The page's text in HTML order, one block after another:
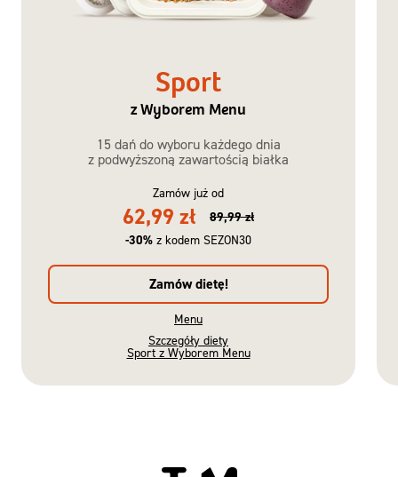
Sport
z Wyborem Menu
15 dań do wyboru każdego dnia
z podwyższoną zawartością białka
Zamów już od
62,99 zł
89,99 zł
-30% z kodem SEZON30
Zamów dietę!
Menu
Szczegóły diety
Sport z Wyborem Menu